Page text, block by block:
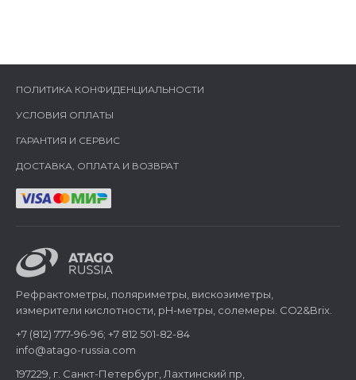
ПОЛИТИКА КОНФИДЕНЦИАЛЬНОСТИ
УСЛОВИЯ ОПЛАТЫ
ГАРАНТИЯ И СЕРВИС
ДОСТАВКА, ОПЛАТА И ВОЗВРАТ
Рефрактометры, поляриметры, вискозиметры,
измерители кислотности, pH-метры, солемеры. CO2&Brix.
+7 (812) 777-96-96; +7 812 501-82-84
info@atago-russia.com
197229, г. Санкт-Петербург, Лахтинский пр,